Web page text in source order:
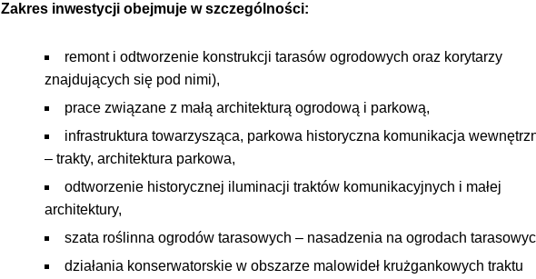
Zakres inwestycji obejmuje w szczególności:
remont i odtworzenie konstrukcji tarasów ogrodowych oraz korytarzy
znajdujących się pod nimi),
prace związane z małą architekturą ogrodową i parkową,
infrastruktura towarzysząca, parkowa historyczna komunikacja
– trakty, architektura parkowa,
odtworzenie historycznej iluminacji traktów komunikacyjnych i małej
architektury,
szata roślinna ogrodów tarasowych – nasadzenia na ogrodach
działania konserwatorskie w obszarze malowideł krużgankowych traktu